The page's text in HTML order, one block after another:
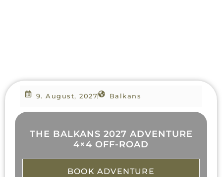
9. August, 2027 Balkans
THE BALKANS 2027 ADVENTURE
4×4 OFF-ROAD
BOOK ADVENTURE